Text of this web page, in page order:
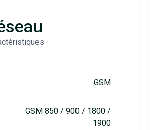
GSM
GSM 850 / 900 / 1800 /
1900